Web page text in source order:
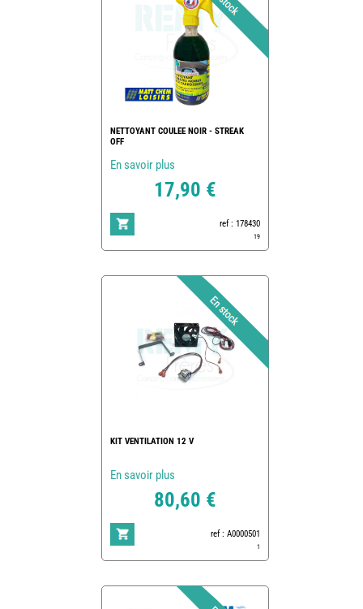
NETTOYANT COULEE NOIR - STREAK
OFF
En savoir plus
17,90 €
ref : 178430
19
KIT VENTILATION 12 V
En savoir plus
80,60 €
ref : A0000501
1